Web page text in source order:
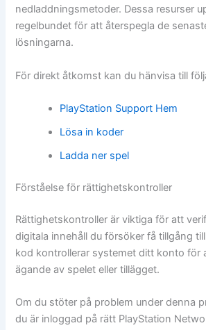
nedladdningsmetoder. Dessa resurser
regelbundet för att återspegla de
lösningarna.
För direkt åtkomst kan du hänvisa till
PlayStation Support Hem
Lösa in koder
Ladda ner spel
Förståelse för rättighetskontroller
Rättighetskontroller är viktiga för att
digitala innehåll du försöker få tillgång
kod kontrollerar systemet ditt konto för
ägande av spelet eller tillägget.
Om du stöter på problem under denna
du är inloggad på rätt PlayStation